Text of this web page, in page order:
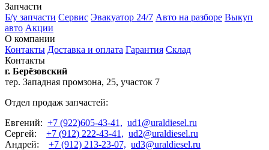
Запчасти
Б/у запчасти Сервис Эвакуатор 24/7 Авто на разборе Выкуп
авто Акции
О компании
Контакты Доставка и оплата Гарантия Склад
Контакты
г. Берёзовский
тер. Западная промзона, 25, участок 7
Отдел продаж запчастей:
Евгений: +7 (922)605-43-41, ud1@uraldiesel.ru
Сергей: +7 (912) 222-43-41, ud2@uraldiesel.ru
Андрей: +7 (912) 213-23-07, ud3@uraldiesel.ru